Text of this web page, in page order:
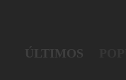
ÚLTIMOS